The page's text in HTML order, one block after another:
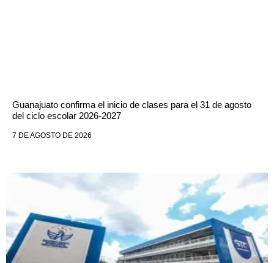
Guanajuato confirma el inicio de clases para el 31 de agosto
del ciclo escolar 2026-2027
7 DE AGOSTO DE 2026